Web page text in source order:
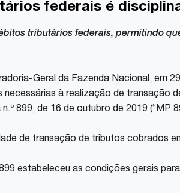
Share
federais é
tributários federais, permitindo
Geral da Fazenda Nacional, em
à realização de transação
899, de 16 de outubro de 2019 (“MP
de transação de tributos cobrados
estabeleceu as condições gerais